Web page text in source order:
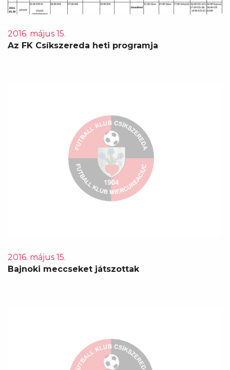
2016. május 15.
Az FK Csíkszereda heti programja
2016. május 15.
Bajnoki meccseket játszottak